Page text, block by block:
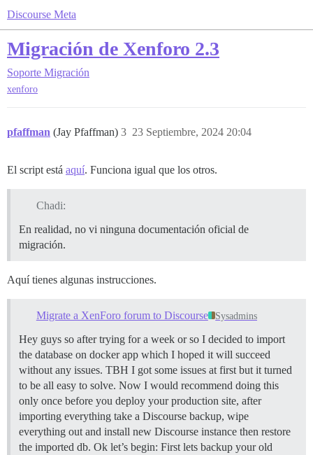
Discourse Meta
Migración de Xenforo 2.3
Soporte Migración
xenforo
pfaffman (Jay Pfaffman) 23 Septiembre, 2024 20:04
3
El script está aquí. Funciona igual que los otros.
Chadi:
En realidad, no vi ninguna documentación oficial de
migración.
Aquí tienes algunas instrucciones.
Migrate a XenForo forum to Discourse Sysadmins
Hey guys so after trying for a week or so I decided to import
the database on docker app which I hoped it will succeed
without any issues. TBH I got some issues at first but it turned
to be all easy to solve. Now I would recommend doing this
only once before you deploy your production site, after
importing everything take a Discourse backup, wipe
everything out and install new Discourse instance then restore
the imported db. Ok let’s begin: First lets backup your old